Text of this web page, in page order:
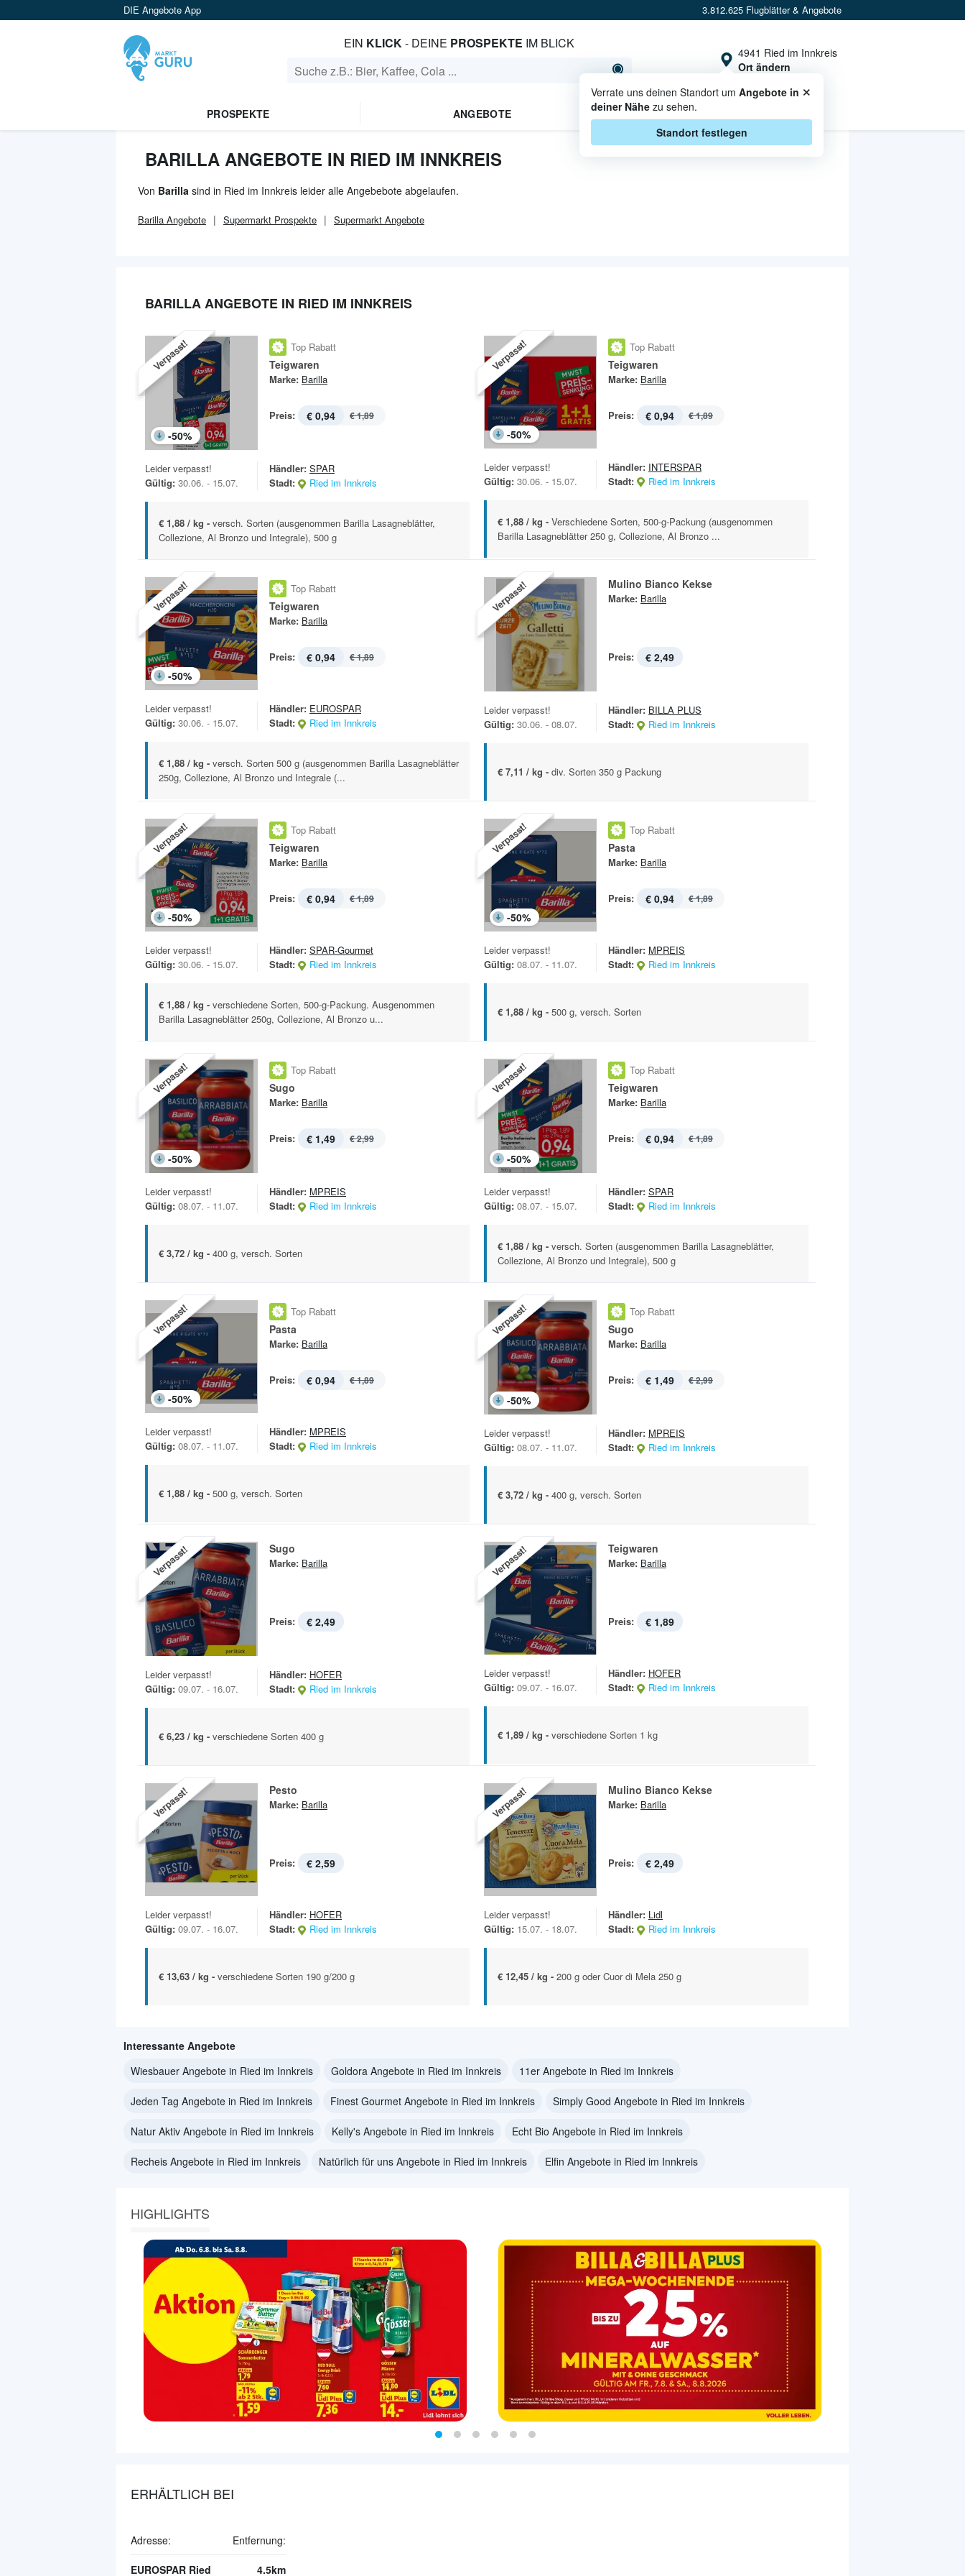
DIE Angebote App 3.812.625 Flugblätter & Angebote
EIN KLICK- DEINE PROSPEKTE IM BLICK
4941 Ried im Innkreis
Ort ändern
Verrate uns deinen Standort umAngebote in
deiner Nähe zu sehen.
Standort festlegen
×
PROSPEKTE ANGEBOTE
BARILLA ANGEBOTE IN RIED IM INNKREIS
Von Barilla sind in Ried im Innkreis leider alle Angebebote abgelaufen.
Barilla Angebote Supermarkt Prospekte Supermarkt Angebote
BARILLA ANGEBOTE IN RIED IM INNKREIS
Verpasst!
-50%
Top Rabatt
Teigwaren
Marke: Barilla
Preis: € 0,94 € 1,89
Leider verpasst!
Gültig: 30.06. - 15.07.
Händler: SPAR
Stadt:
Ried im Innkreis
€ 1,88 / kg - versch. Sorten (ausgenommen Barilla Lasagneblätter,
Collezione, Al Bronzo und Integrale), 500 g
Verpasst!
-50%
Top Rabatt
Teigwaren
Marke: Barilla
Preis: € 0,94 € 1,89
Leider verpasst!
Gültig: 30.06. - 15.07.
Händler: INTERSPAR
Stadt:
Ried im Innkreis
€ 1,88 / kg - Verschiedene Sorten, 500-g-Packung (ausgenommen
Barilla Lasagneblätter 250 g, Collezione, Al Bronzo ...
Verpasst!
-50%
Top Rabatt
Teigwaren
Marke: Barilla
Preis: € 0,94 € 1,89
Leider verpasst!
Gültig: 30.06. - 15.07.
Händler: EUROSPAR
Stadt:
Ried im Innkreis
€ 1,88 / kg - versch. Sorten 500 g (ausgenommen Barilla Lasagneblätter
250g, Collezione, Al Bronzo und Integrale (...
Verpasst! Mulino Bianco Kekse
Marke: Barilla
Preis: € 2,49
Leider verpasst!
Gültig: 30.06. - 08.07.
Händler: BILLA PLUS
Stadt:
Ried im Innkreis
€ 7,11 / kg - div. Sorten 350 g Packung
Verpasst!
-50%
Top Rabatt
Teigwaren
Marke: Barilla
Preis: € 0,94 € 1,89
Leider verpasst!
Gültig: 30.06. - 15.07.
Händler: SPAR-Gourmet
Stadt:
Ried im Innkreis
€ 1,88 / kg - verschiedene Sorten, 500-g-Packung. Ausgenommen
Barilla Lasagneblätter 250g, Collezione, Al Bronzo u...
Verpasst!
-50%
Top Rabatt
Pasta
Marke: Barilla
Preis: € 0,94 € 1,89
Leider verpasst!
Gültig: 08.07. - 11.07.
Händler: MPREIS
Stadt:
Ried im Innkreis
€ 1,88 / kg - 500 g, versch. Sorten
Verpasst!
-50%
Top Rabatt
Sugo
Marke: Barilla
Preis: € 1,49 € 2,99
Leider verpasst!
Gültig: 08.07. - 11.07.
Händler: MPREIS
Stadt:
Ried im Innkreis
€ 3,72 / kg - 400 g, versch. Sorten
Verpasst!
-50%
Top Rabatt
Teigwaren
Marke: Barilla
Preis: € 0,94 € 1,89
Leider verpasst!
Gültig: 08.07. - 15.07.
Händler: SPAR
Stadt:
Ried im Innkreis
€ 1,88 / kg - versch. Sorten (ausgenommen Barilla Lasagneblätter,
Collezione, Al Bronzo und Integrale), 500 g
Verpasst!
-50%
Top Rabatt
Pasta
Marke: Barilla
Preis: € 0,94 € 1,89
Leider verpasst!
Gültig: 08.07. - 11.07.
Händler: MPREIS
Stadt:
Ried im Innkreis
€ 1,88 / kg - 500 g, versch. Sorten
Verpasst!
-50%
Top Rabatt
Sugo
Marke: Barilla
Preis: € 1,49 € 2,99
Leider verpasst!
Gültig: 08.07. - 11.07.
Händler: MPREIS
Stadt:
Ried im Innkreis
€ 3,72 / kg - 400 g, versch. Sorten
Verpasst! Sugo
Marke: Barilla
Preis: € 2,49
Leider verpasst!
Gültig: 09.07. - 16.07.
Händler: HOFER
Stadt:
Ried im Innkreis
€ 6,23 / kg - verschiedene Sorten 400 g
Verpasst! Teigwaren
Marke: Barilla
Preis: € 1,89
Leider verpasst!
Gültig: 09.07. - 16.07.
Händler: HOFER
Stadt:
Ried im Innkreis
€ 1,89 / kg - verschiedene Sorten 1 kg
Verpasst! Pesto
Marke: Barilla
Preis: € 2,59
Leider verpasst!
Gültig: 09.07. - 16.07.
Händler: HOFER
Stadt:
Ried im Innkreis
€ 13,63 / kg - verschiedene Sorten 190 g/200 g
Verpasst! Mulino Bianco Kekse
Marke: Barilla
Preis: € 2,49
Leider verpasst!
Gültig: 15.07. - 18.07.
Händler: Lidl
Stadt:
Ried im Innkreis
€ 12,45 / kg - 200 g oder Cuor di Mela 250 g
Interessante Angebote
Wiesbauer Angebote in Ried im Innkreis
Goldora Angebote in Ried im Innkreis 11er Angebote in Ried im Innkreis
Jeden Tag Angebote in Ried im Innkreis Finest Gourmet Angebote in Ried im Innkreis Simply Good Angebote in Ried im Innkreis
Natur Aktiv Angebote in Ried im Innkreis Kelly's Angebote in Ried im Innkreis Echt Bio Angebote in Ried im Innkreis
Recheis Angebote in Ried im Innkreis Natürlich für uns Angebote in Ried im Innkreis Elfin Angebote in Ried im Innkreis
HIGHLIGHTS
ERHÄLTLICH BEI
Adresse: Entfernung:
EUROSPAR Ried 4.5km